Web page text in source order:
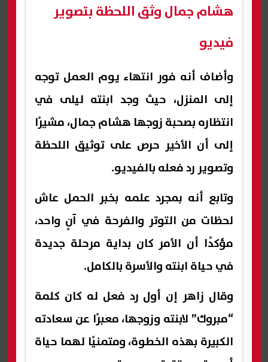
هشام جمال وثق اللحظة بتصوير
فيديو
وأضاف أنه فور انتهاء يوم العمل توجه
إلى المنزل، حيث وجد ابنته ليلى في
انتظاره بصحبة زوجها هشام جمال، مشيرًا
إلى أن الأخير حرص على توثيق اللحظة
وتصوير رد فعله بالفيديو.
وتابع أنه بمجرد علمه بخبر الحمل عاش
لحظات من التوتر والفرحة في آنٍ واحد،
مؤكدًا أن الأمر كان بداية مرحلة جديدة
في حياة ابنته والأسرة بالكامل.
وقال زاهر إن أول رد فعل له كان كلمة
“مبروك” لابنته وزوجها، معبرًا عن سعادته
الكبيرة بهذه الخطوة، ومتمنيًا لهما حياة